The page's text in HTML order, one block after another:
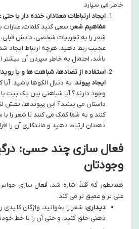
خاطر می سپارد.
ایجاد ارتباطات معنادار، خنده دار یا
مفاهیم شعر: سعی کنید کلمات،
شعر را به تجربیات شخصی، دانش قبلی،
عجیب ربط دهید. هرچه ارتباط ایجاد
باشد، احتمال به خاطر سپردن آن
استفاده از تضادها، شباهت ها و یا
ایجاد پیوند: به دنبال الگوها باشید.
وجود دارند؟ آیا شباهتی بین یک بیت
داستان می بینید؟ این پیوندها، نقش
کنند و به شما کمک می کنند تا شعر را با
ذهنتان ارتباط دهید و ماندگاری آن را
فعال سازی چند حسی:
وجودتان
همانطور که قبلاً اشاره شد، فعال سازی
غنی تر و عمیق تر می کند.
دیداری: شعر را بخوانید، واژگان کلیدی
ذهنی خلق کنید، و حتی آن را با خط